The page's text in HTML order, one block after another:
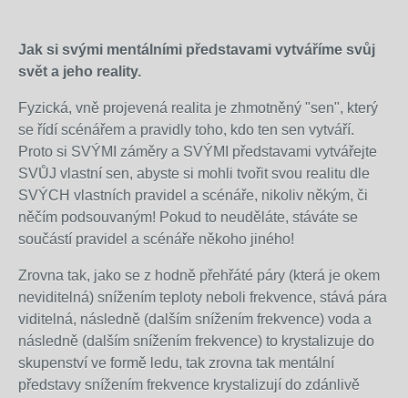
Jak si svými mentálními představami vytváříme svůj
svět a jeho reality.
Fyzická, vně projevená realita je zhmotněný "sen", který
se řídí scénářem a pravidly toho, kdo ten sen vytváří.
Proto si SVÝMI záměry a SVÝMI představami vytvářejte
SVŮJ vlastní sen, abyste si mohli tvořit svou realitu dle
SVÝCH vlastních pravidel a scénáře, nikoliv někým, či
něčím podsouvaným! Pokud to neuděláte, stáváte se
součástí pravidel a scénáře někoho jiného!
Zrovna tak, jako se z hodně přehřáté páry (která je okem
neviditelná) snížením teploty neboli frekvence, stává pára
viditelná, následně (dalším snížením frekvence) voda a
následně (dalším snížením frekvence) to krystalizuje do
skupenství ve formě ledu, tak zrovna tak mentální
představy snížením frekvence krystalizují do zdánlivě